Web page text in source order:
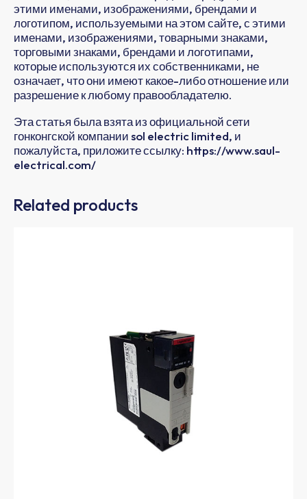
этими именами, изображениями, брендами и
логотипом, используемыми на этом сайте, с этими
именами, изображениями, товарными знаками,
торговыми знаками, брендами и логотипами,
которые используются их собственниками, не
означает, что они имеют какое-либо отношение или
разрешение к любому правообладателю.
Эта статья была взята из официальной сети
гонконгской компании sol electric limited, и
пожалуйста, приложите ссылку: https://www.saul-
electrical.com/
Related products